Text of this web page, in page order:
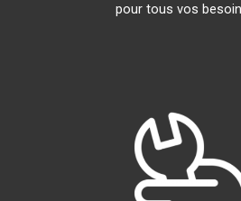
pour tous vos